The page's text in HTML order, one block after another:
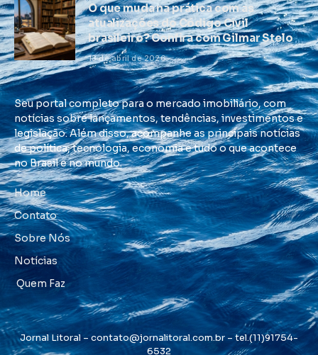
O que muda na prática com as
atualizações do Código Civil
brasileiro? Confira com Gilmar Stelo
13 de abril de 2026
Seu portal completo para o mercado imobiliário, com
notícias sobre lançamentos, tendências, investimentos e
legislação. Além disso, acompanhe as principais notícias
de política, tecnologia, economia e tudo o que acontece
no Brasil e no mundo.
Home
Contato
Sobre Nós
Notícias
Quem Faz
Jornal Litoral – contato@jornalitoral.com.br – tel.(11)91754-
6532